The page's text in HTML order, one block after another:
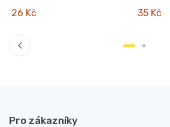
26 Kč 35 Kč
Pro zákazníky